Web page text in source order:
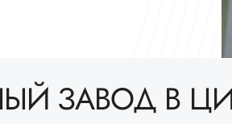
ЗАВОД В